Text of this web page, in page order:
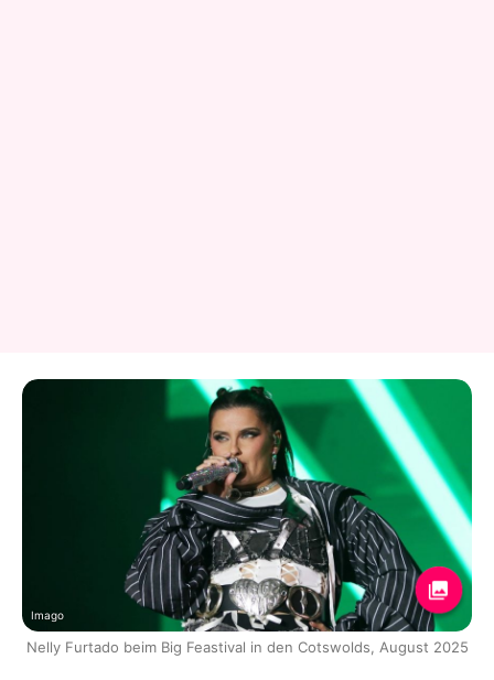
Imago
Nelly Furtado beim Big Feastival in den Cotswolds, August 2025